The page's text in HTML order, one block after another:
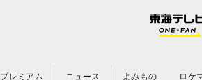
プレミアム ニュース よみもの ロケ